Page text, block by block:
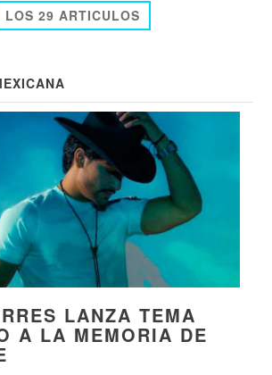
LOS 29 ARTICULOS
LANZA TEMA
A LA MEMORIA DE